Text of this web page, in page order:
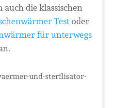
auch die klassischen
Testoder
für unterwegs